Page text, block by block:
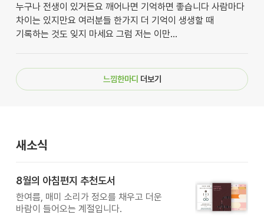
누구나 전생이 있거든요 깨어나면 기억하면 좋습니다 사람마다
차이는 있지만요 여러분들 한가지 더 기억이 생생할 때
기록하는 것도 잊지 마세요 그럼 저는 이만...
느낌한마디 더보기
새소식
8월의 아침편지 추천도서
한여름, 매미 소리가 정오를 채우고 더운
바람이 들어오는 계절입니다.